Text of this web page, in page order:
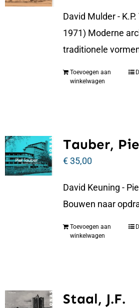
David Mulder -
1971) Moderne
traditionele
Toevoegen aan
winkelwagen
Tauber,
€35,00
David Keuning -
Bouwen naar
Toevoegen aan
winkelwagen
Staal, J.F.